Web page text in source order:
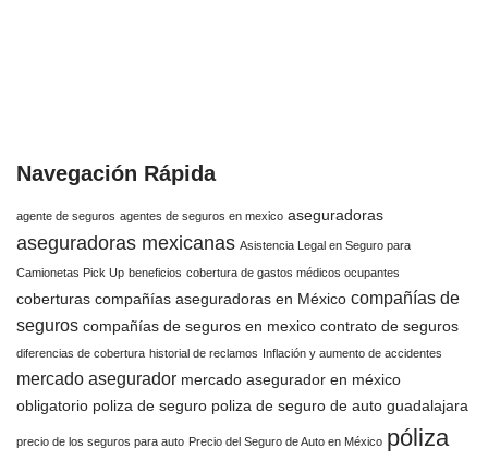
Navegación Rápida
agente de seguros agentes de seguros en mexico aseguradoras
aseguradoras mexicanas Asistencia Legal en Seguro para
Camionetas Pick Up beneficios cobertura de gastos médicos ocupantes
coberturas compañías aseguradoras en México compañías de
seguros compañías de seguros en mexico contrato de seguros
diferencias de cobertura historial de reclamos Inflación y aumento de accidentes
mercado asegurador mercado asegurador en méxico
obligatorio poliza de seguro poliza de seguro de auto guadalajara
precio de los seguros para auto Precio del Seguro de Auto en México póliza